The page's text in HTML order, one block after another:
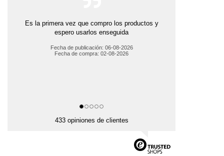
Es la primera vez que compro los productos y
espero usarlos enseguida
Fecha de publicación: 06-08-2026
Fecha de compra: 02-08-2026
433 opiniones de clientes